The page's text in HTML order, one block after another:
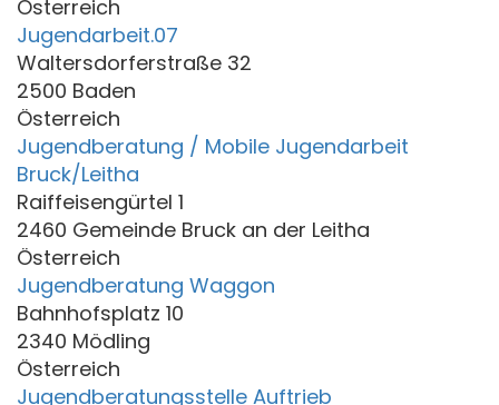
Österreich
Jugendarbeit.07
Waltersdorferstraße 32
2500 Baden
Österreich
Jugendberatung / Mobile Jugendarbeit
Bruck/Leitha
Raiffeisengürtel 1
2460 Gemeinde Bruck an der Leitha
Österreich
Jugendberatung Waggon
Bahnhofsplatz 10
2340 Mödling
Österreich
Jugendberatungsstelle Auftrieb